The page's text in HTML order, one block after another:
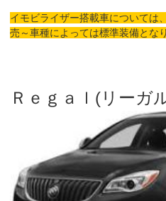
イモビライザー搭載車については
売～車種によっては標準装備とな
Ｒｅｇａｌ(リーガ